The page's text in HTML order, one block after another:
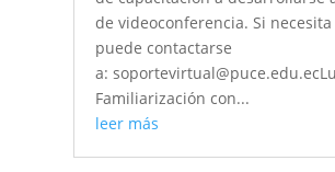
de videoconferencia. Si
puede contactarse
a:
Familiarización con...
leer más